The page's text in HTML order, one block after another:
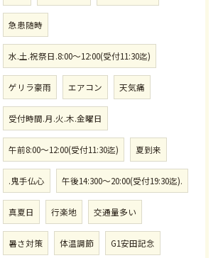
急患随時
水.土.祝祭日.8:00〜12:00(受付11:30迄)
ゲリラ豪雨 エアコン 天気痛
受付時間.月.火.木.金曜日
午前8:00〜12:00(受付11:30迄) 夏到来
.鬼手仏心 午後14:300〜20:00(受付19:30迄).
真夏日 行楽地 交通量多い
暑さ対策 体温調節 G1安田記念